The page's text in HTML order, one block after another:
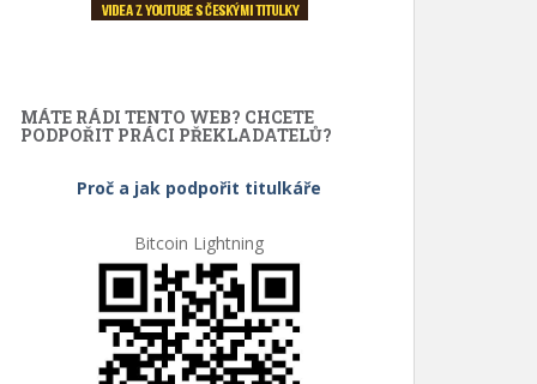
MÁTE RÁDI TENTO WEB? CHCETE
PODPOŘIT PRÁCI PŘEKLADATELŮ?
Proč a jak podpořit titulkáře
Bitcoin Lightning